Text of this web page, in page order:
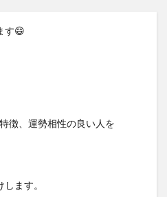
す😄
徴、運勢相性の良い人を
ます。